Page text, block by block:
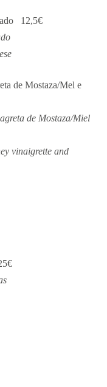
12,5€
de Mostaza/Mel e
de Mostaza/Miel
vinaigrette and